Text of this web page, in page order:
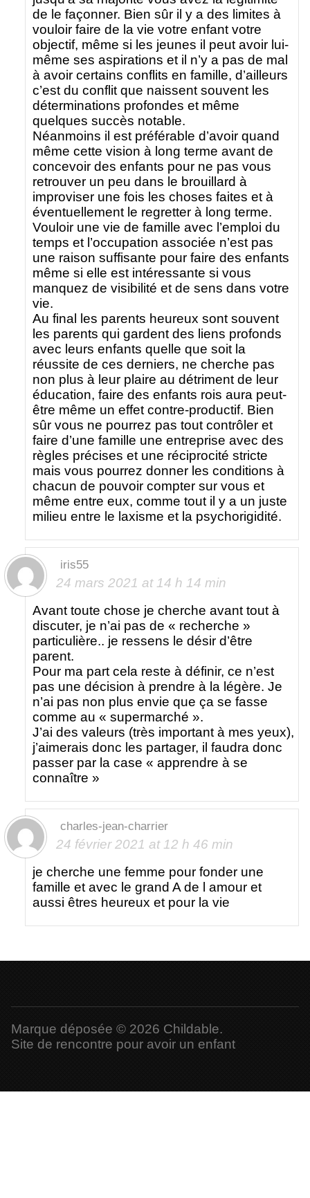
de le façonner. Bien sûr il y a des limites à
vouloir faire de la vie votre enfant votre
objectif, même si les jeunes il peut avoir lui-
même ses aspirations et il n’y a pas de mal
à avoir certains conflits en famille, d’ailleurs
c’est du conflit que naissent souvent les
déterminations profondes et même
quelques succès notable.
Néanmoins il est préférable d’avoir quand
même cette vision à long terme avant de
concevoir des enfants pour ne pas vous
retrouver un peu dans le brouillard à
improviser une fois les choses faites et à
éventuellement le regretter à long terme.
Vouloir une vie de famille avec l’emploi du
temps et l’occupation associée n’est pas
une raison suffisante pour faire des enfants
même si elle est intéressante si vous
manquez de visibilité et de sens dans votre
vie.
Au final les parents heureux sont souvent
les parents qui gardent des liens profonds
avec leurs enfants quelle que soit la
réussite de ces derniers, ne cherche pas
non plus à leur plaire au détriment de leur
éducation, faire des enfants rois aura peut-
être même un effet contre-productif. Bien
sûr vous ne pourrez pas tout contrôler et
faire d’une famille une entreprise avec des
règles précises et une réciprocité stricte
mais vous pourrez donner les conditions à
chacun de pouvoir compter sur vous et
même entre eux, comme tout il y a un juste
milieu entre le laxisme et la psychorigidité.
iris55
24 mars 2021 at 14 h 14 min
Avant toute chose je cherche avant tout à
discuter, je n’ai pas de « recherche »
particulière.. je ressens le désir d’être
parent.
Pour ma part cela reste à définir, ce n’est
pas une décision à prendre à la légère. Je
n’ai pas non plus envie que ça se fasse
comme au « supermarché ».
J’ai des valeurs (très important à mes yeux),
j’aimerais donc les partager, il faudra donc
passer par la case « apprendre à se
connaître »
charles-jean-charrier
24 février 2021 at 12 h 46 min
je cherche une femme pour fonder une
famille et avec le grand A de l amour et
aussi êtres heureux et pour la vie
Marque déposée © 2026 Childable.
Site de rencontre pour avoir un enfant